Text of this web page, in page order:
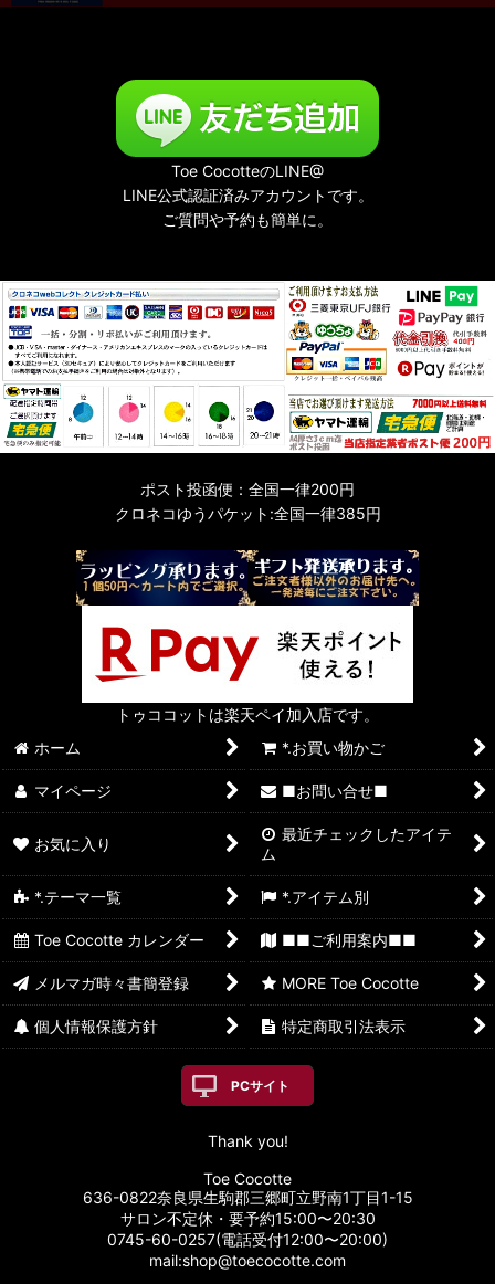
Toe CocotteのLINE@
LINE公式認証済みアカウントです。
ご質問や予約も簡単に。
ポスト投函便：全国一律200円
クロネコゆうパケット:全国一律385円
トゥココットは楽天ペイ加入店です。
ホーム
*.お買い物かご
マイページ ■お問い合せ■
お気に入り
最近チェックしたアイテ
ム
*.テーマ一覧 *.アイテム別
Toe Cocotte カレンダー ■■ご利用案内■■
メルマガ時々書簡登録 MORE Toe Cocotte
個人情報保護方針 特定商取引法表示
PCサイト
Thank you!
Toe Cocotte
636-0822奈良県生駒郡三郷町立野南1丁目1-15
サロン不定休・要予約15:00〜20:30
0745-60-0257(電話受付12:00〜20:00)
mail:shop@toecocotte.com